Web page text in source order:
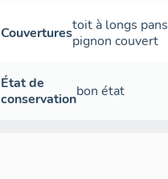
Couverturestoit à longs pans
pignon couvert
État de
conservationbon état